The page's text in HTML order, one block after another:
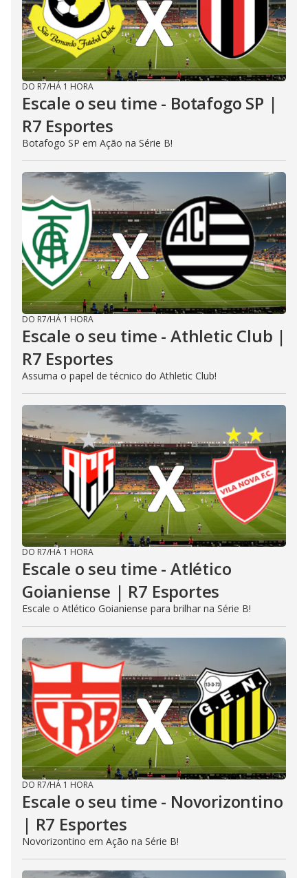
DO R7/HÁ 1 HORA
Escale o seu time - Botafogo SP |
R7 Esportes
Botafogo SP em Ação na Série B!
DO R7/HÁ 1 HORA
Escale o seu time - Athletic Club |
R7 Esportes
Assuma o papel de técnico do Athletic Club!
DO R7/HÁ 1 HORA
Escale o seu time - Atlético
Goianiense | R7 Esportes
Escale o Atlético Goianiense para brilhar na Série B!
DO R7/HÁ 1 HORA
Escale o seu time - Novorizontino
| R7 Esportes
Novorizontino em Ação na Série B!